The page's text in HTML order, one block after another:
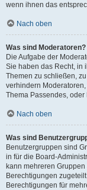
wenn ihnen das
Nach oben
Was sind Moderatoren?
Die Aufgabe der
Sie haben das Recht, in
Themen zu schließen,
verhindern Moderatoren,
Thema Passendes,
Nach oben
Was sind
Benutzergruppen sind
in für die Board-
kann mehreren
Berechtigungen
Berechtigungen für